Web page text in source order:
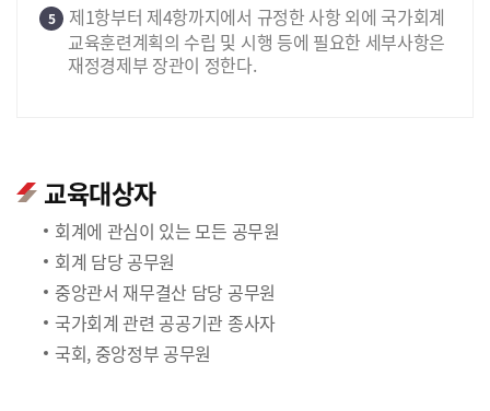
5
제1항부터 제4항까지에서 규정한 사항 외에 국가회계
교육훈련계획의 수립 및 시행 등에 필요한 세부사항은
재정경제부 장관이 정한다.
교육대상자
회계에 관심이 있는 모든 공무원
회계 담당 공무원
중앙관서 재무결산 담당 공무원
국가회계 관련 공공기관 종사자
국회, 중앙정부 공무원